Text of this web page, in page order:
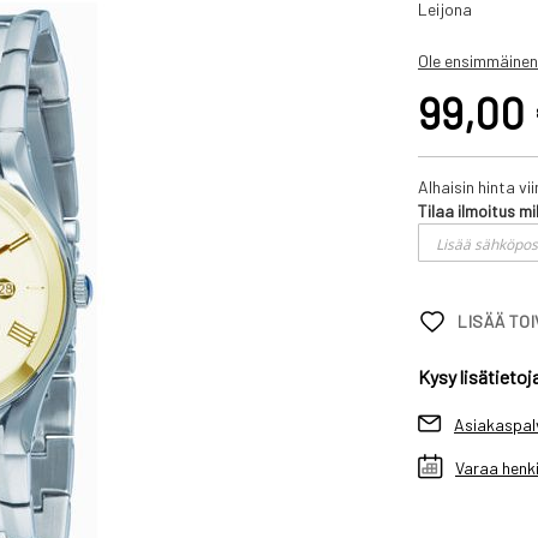
Leijona
Ole
99,00
Alhaisin hinta
Tilaa ilmoitus
LISÄÄ
Kysy
Varaa